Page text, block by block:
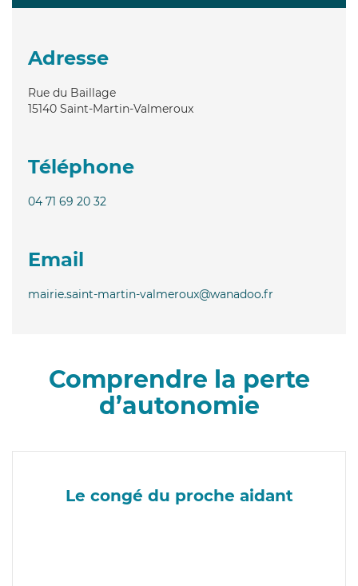
Adresse
Rue du Baillage
15140 Saint-Martin-Valmeroux
Téléphone
04 71 69 20 32
Email
mairie.saint-martin-valmeroux@wanadoo.fr
Comprendre la perte
d’autonomie
Le congé du proche aidant